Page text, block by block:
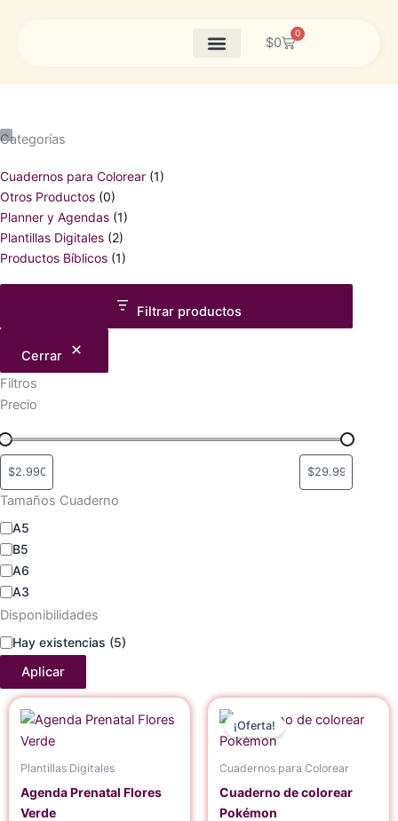
$0
0
Cart
Categorías
Cuadernos para Colorear (1)
Otros Productos (0)
Planner y Agendas (1)
Plantillas Digitales (2)
Productos Bíblicos (1)
Filtrar productos
Cerrar
Filtros
Precio
Tamaños Cuaderno
Tamaño
A5
B5
A6
A3
Disponibilidades
Estado
Hay existencias (5)
Aplicar
Plantillas Digitales
Agenda Prenatal Flores
Verde
¡Oferta!
Cuadernos para Colorear
Cuaderno de colorear
Pokémon
precio
original
era:
$35.900.
precio
$29.990.